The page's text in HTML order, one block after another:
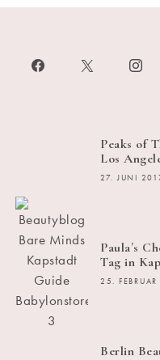
Peaks of
Los
27. JUNI
Paula´s
Tag in
25.
Berlin